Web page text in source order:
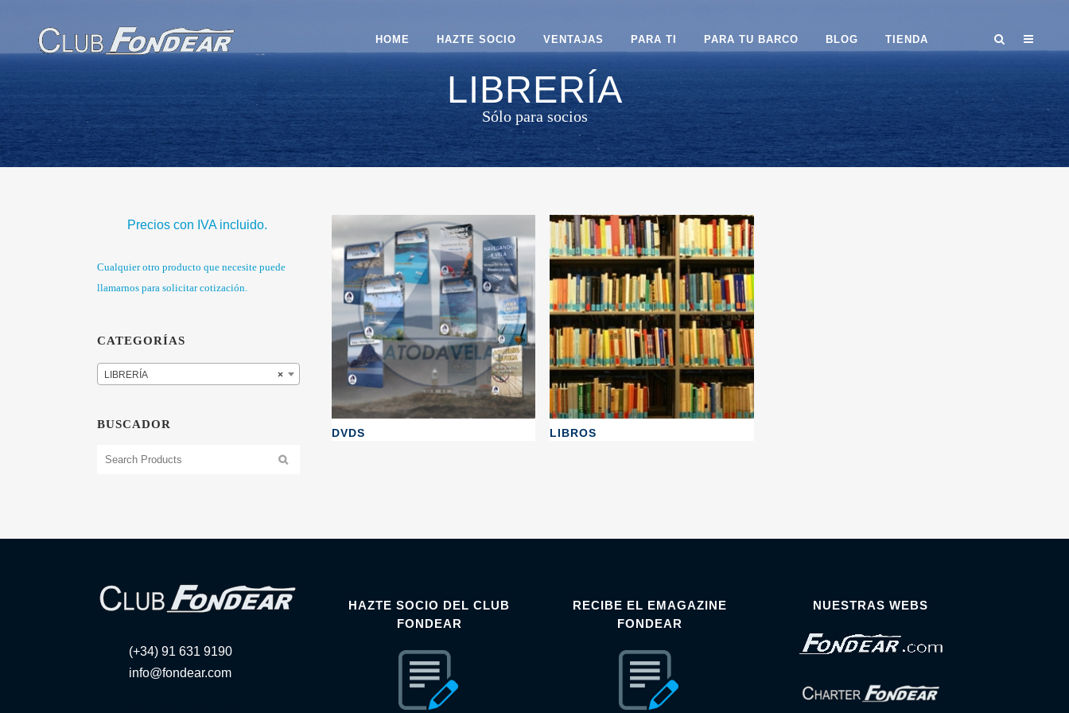
HOME HAZTE SOCIO VENTAJAS PARA TI PARA TU BARCO BLOG TIENDA
LIBRERÍA
Sólo para socios
Precios con IVA incluido.
Cualquier otro producto que necesite puede
llamarnos para solicitar cotización.
CATEGORÍAS
×
LIBRERÍA
BUSCADOR
DVDS LIBROS
(+34) 91 631 9190
info@fondear.com
HAZTE SOCIO DEL CLUB
FONDEAR
RECIBE EL EMAGAZINE
FONDEAR
NUESTRAS WEBS